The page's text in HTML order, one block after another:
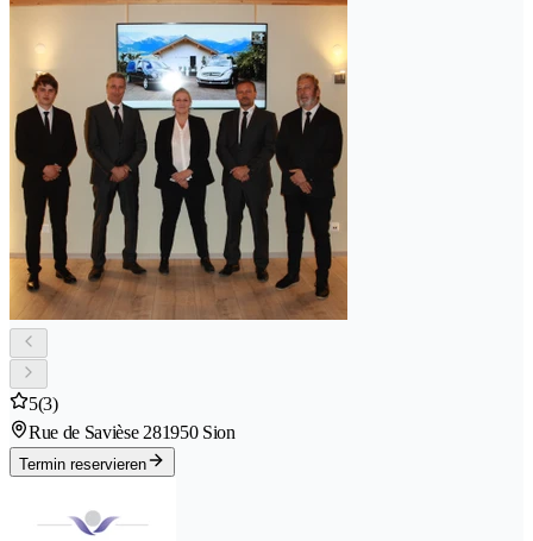
5(3)
Rue de Savièse 281950 Sion
Termin reservieren